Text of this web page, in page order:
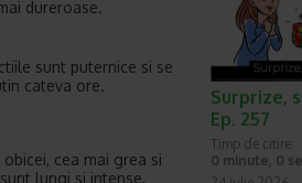
dureroase.
sunt puternice si se
cateva ore.
cea mai grea si
lungi si intense,
Surprize,
Ep. 257
Timp de citire:
0 minute, 0